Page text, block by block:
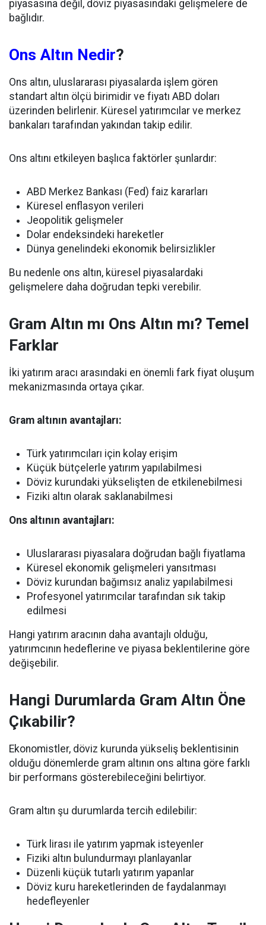
piyasasına değil, döviz piyasasındaki gelişmelere de
bağlıdır.
Ons Altın Nedir?
Ons altın, uluslararası piyasalarda işlem gören
standart altın ölçü birimidir ve fiyatı ABD doları
üzerinden belirlenir. Küresel yatırımcılar ve merkez
bankaları tarafından yakından takip edilir.
Ons altını etkileyen başlıca faktörler şunlardır:
ABD Merkez Bankası (Fed) faiz kararları
Küresel enflasyon verileri
Jeopolitik gelişmeler
Dolar endeksindeki hareketler
Dünya genelindeki ekonomik belirsizlikler
Bu nedenle ons altın, küresel piyasalardaki
gelişmelere daha doğrudan tepki verebilir.
Gram Altın mı Ons Altın mı? Temel
Farklar
İki yatırım aracı arasındaki en önemli fark fiyat oluşum
mekanizmasında ortaya çıkar.
Gram altının avantajları:
Türk yatırımcıları için kolay erişim
Küçük bütçelerle yatırım yapılabilmesi
Döviz kurundaki yükselişten de etkilenebilmesi
Fiziki altın olarak saklanabilmesi
Ons altının avantajları:
Uluslararası piyasalara doğrudan bağlı fiyatlama
Küresel ekonomik gelişmeleri yansıtması
Döviz kurundan bağımsız analiz yapılabilmesi
Profesyonel yatırımcılar tarafından sık takip
edilmesi
Hangi yatırım aracının daha avantajlı olduğu,
yatırımcının hedeflerine ve piyasa beklentilerine göre
değişebilir.
Hangi Durumlarda Gram Altın Öne
Çıkabilir?
Ekonomistler, döviz kurunda yükseliş beklentisinin
olduğu dönemlerde gram altının ons altına göre farklı
bir performans gösterebileceğini belirtiyor.
Gram altın şu durumlarda tercih edilebilir:
Türk lirası ile yatırım yapmak isteyenler
Fiziki altın bulundurmayı planlayanlar
Düzenli küçük tutarlı yatırım yapanlar
Döviz kuru hareketlerinden de faydalanmayı
hedefleyenler